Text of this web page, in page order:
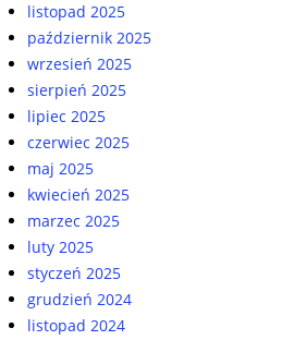
listopad 2025
październik 2025
wrzesień 2025
sierpień 2025
lipiec 2025
czerwiec 2025
maj 2025
kwiecień 2025
marzec 2025
luty 2025
styczeń 2025
grudzień 2024
listopad 2024